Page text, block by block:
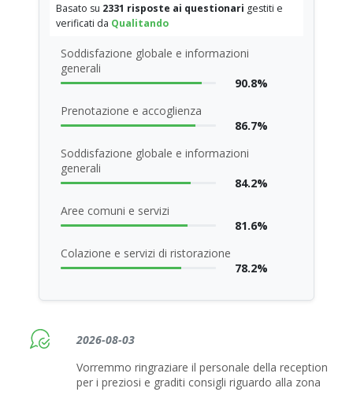
2026-08-03
Vorremmo ringraziare il personale della reception
per i preziosi e graditi consigli riguardo alla zona
Basato su 2331 risposte ai questionari gestiti e
verificati da Qualitando
Soddisfazione globale e informazioni
generali
90.8%
Prenotazione e accoglienza
86.7%
Soddisfazione globale e informazioni
generali
84.2%
Aree comuni e servizi
81.6%
Colazione e servizi di ristorazione
78.2%